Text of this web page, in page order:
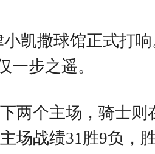
凯撒球馆正式打
步之遥。
两个主场，骑士则
场战绩31胜9负，